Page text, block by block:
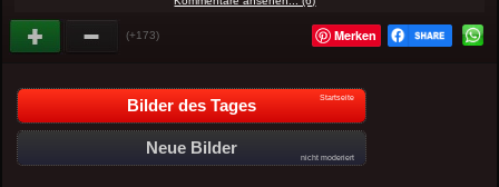
(+173) Merken
Bilder des Tages Startseite
Neue Bilder
nicht moderiert